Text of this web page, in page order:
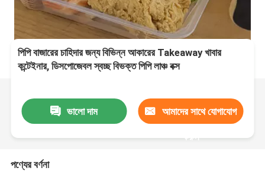
পিপি বাজারের চাহিদার জন্য বিভিন্ন আকারের Takeaway খাবার
কন্টেইনার, ডিসপোজেবল স্বচ্ছ বিভক্ত পিপি লাঞ্চ বক্স
ভালো দাম আমাদের সাথে যোগাযোগ
করুন
পণ্যের বর্ণনা